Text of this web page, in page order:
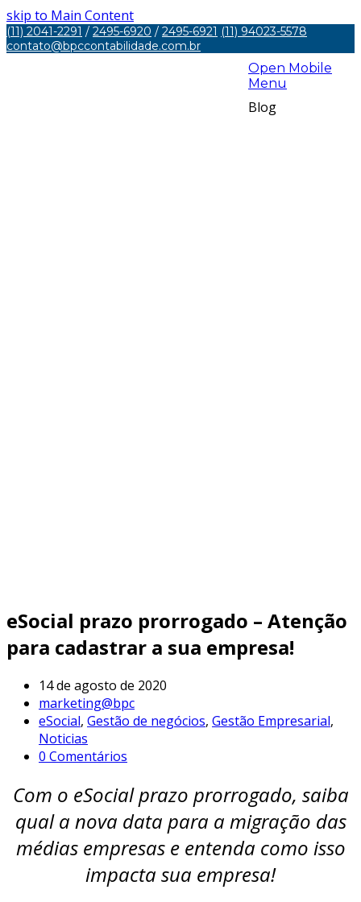
skip to Main Content
(11) 2041-2291 / 2495-6920 / 2495-6921 (11) 94023-5578
contato@bpccontabilidade.com.br
Open Mobile
Menu
Blog
eSocial prazo prorrogado – Atenção
para cadastrar a sua empresa!
14 de agosto de 2020
marketing@bpc
eSocial, Gestão de negócios, Gestão Empresarial,
Noticias
0 Comentários
Com o eSocial prazo prorrogado, saiba
qual a nova data para a migração das
médias empresas e entenda como isso
impacta sua empresa!